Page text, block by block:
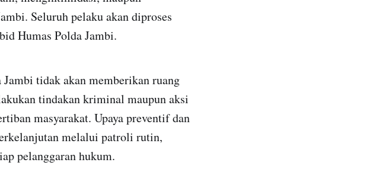
Seluruh pelaku akan diproses
Humas Polda Jambi.
tidak akan memberikan ruang
tindakan kriminal maupun aksi
masyarakat. Upaya preventif dan
melalui patroli rutin,
pelanggaran hukum.